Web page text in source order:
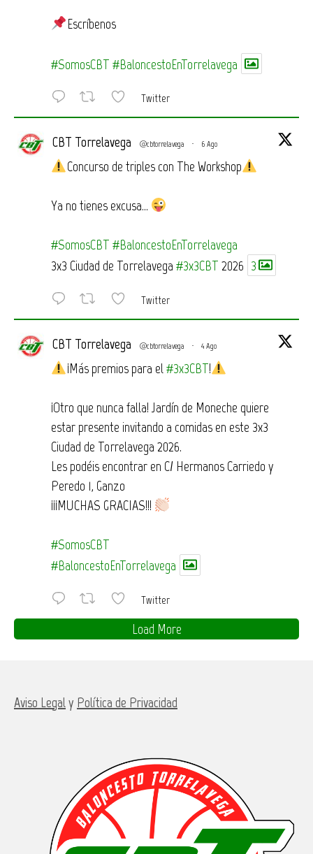
Escríbenos
#SomosCBT #BaloncestoEnTorrelavega
Twitter
CBT Torrelavega @cbtorrelavega · 6 Ago
Concurso de triples con The Workshop
Ya no tienes excusa…
#SomosCBT #BaloncestoEnTorrelavega
3x3 Ciudad de Torrelavega#3x3CBT 2026 3
Twitter
CBT Torrelavega @cbtorrelavega · 4 Ago
¡Más premios para el#3x3CBT!
¡Otro que nunca falla! Jardín de Moneche quiere
estar presente invitando a comidas en este 3x3
Ciudad de Torrelavega 2026.
Les podéis encontrar en C/ Hermanos Carriedo y
Peredo 1, Ganzo
¡¡¡MUCHAS GRACIAS!!!
#SomosCBT
#BaloncestoEnTorrelavega
Twitter
Load More
Aviso Legaly Política de Privacidad